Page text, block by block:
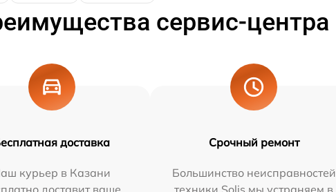
сервис-центра
доставка
курьер в Казани
доставит ваше
Срочный ремонт
Большинство неисправностей
техники Solis мы устраняем в